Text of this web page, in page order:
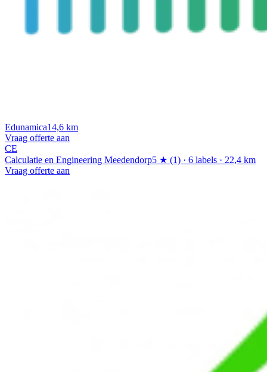
Edunamica14,6 km
Vraag offerte aan
CE
Calculatie en Engineering Meedendorp5 ★ (1) · 6 labels · 22,4 km
Vraag offerte aan